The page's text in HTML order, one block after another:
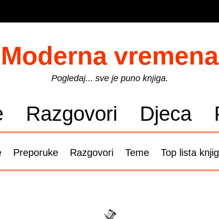
Moderna vremena
Pogledaj... sve je puno knjiga.
Razgovori Djeca
Preporuke Razgovori Teme Top lista